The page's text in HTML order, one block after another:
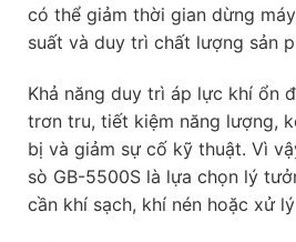
có thể giảm thời gian dừng
suất và duy trì chất lượng sản
Khả năng duy trì áp lực khí ổn
trơn tru, tiết kiệm năng lượng,
bị và giảm sự cố kỹ thuật. Vì
sò GB-5500S là lựa chọn lý
cần khí sạch, khí nén hoặc xử